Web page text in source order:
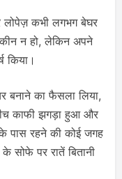
लोपेज़ कभी लगभग बेघर
न हो, लेकिन अपने
किया।
बनाने का फैसला लिया,
काफी झगड़ा हुआ और
पास रहने की कोई जगह
सोफे पर रातें बितानी